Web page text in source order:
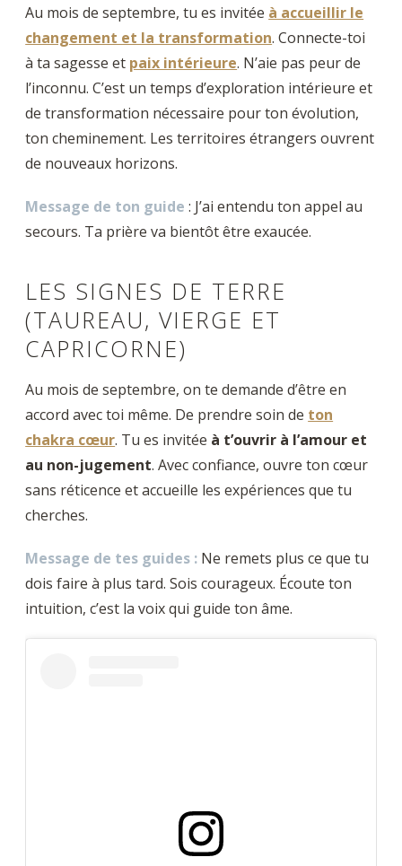
Au mois de septembre, tu es invitée à accueillir le
changement et la transformation. Connecte-toi
à ta sagesse et paix intérieure. N’aie pas peur de
l’inconnu. C’est un temps d’exploration intérieure et
de transformation nécessaire pour ton évolution,
ton cheminement. Les territoires étrangers ouvrent
de nouveaux horizons.
Message de ton guide : J’ai entendu ton appel au
secours. Ta prière va bientôt être exaucée.
LES SIGNES DE TERRE
(TAUREAU, VIERGE ET
CAPRICORNE)
Au mois de septembre, on te demande d’être en
accord avec toi même. De prendre soin de ton
chakra cœur. Tu es invitée à t’ouvrir à l’amour et
au non-jugement. Avec confiance, ouvre ton cœur
sans réticence et accueille les expériences que tu
cherches.
Message de tes guides : Ne remets plus ce que tu
dois faire à plus tard. Sois courageux. Écoute ton
intuition, c’est la voix qui guide ton âme.